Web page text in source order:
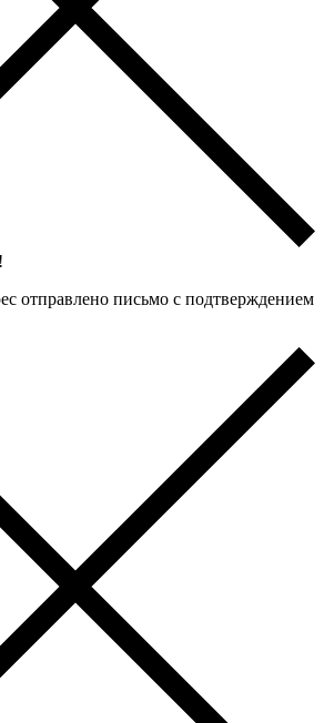
отправлено письмо с подтверждением